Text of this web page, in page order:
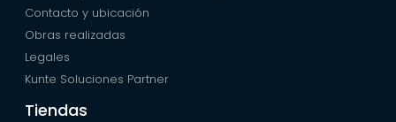
Contacto y ubicación
Obras realizadas
Legales
Kunte Soluciones Partner
Tiendas